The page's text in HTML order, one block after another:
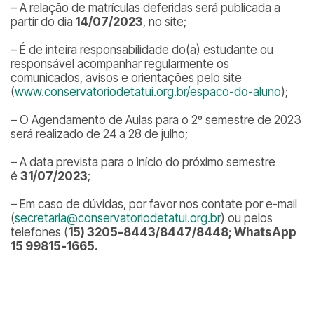
– A relação de matrículas deferidas será publicada a
partir do dia 14/07/2023, no site;
– É de inteira responsabilidade do(a) estudante ou
responsável acompanhar regularmente os
comunicados, avisos e orientações pelo site
(www.conservatoriodetatui.org.br/espaco-do-aluno);
– O Agendamento de Aulas para o 2º semestre de 2023
será realizado de 24 a 28 de julho;
– A data prevista para o início do próximo semestre
é 31/07/2023;
– Em caso de dúvidas, por favor nos contate por e-mail
(secretaria@conservatoriodetatui.org.br) ou pelos
telefones (15) 3205-8443/8447/8448; WhatsApp
15 99815-1665.